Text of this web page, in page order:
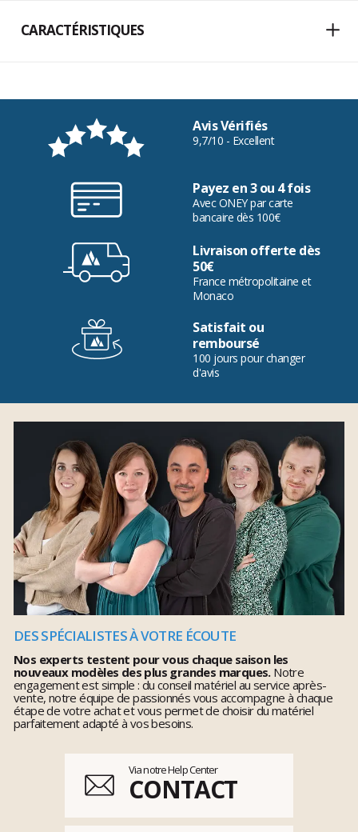
CARACTÉRISTIQUES
Avis Vérifiés
9,7/10 - Excellent
Payez en 3 ou 4 fois
Avec ONEY par carte
bancaire dès 100€
Livraison offerte dès
50€
France métropolitaine et
Monaco
Satisfait ou
remboursé
100 jours pour changer
d'avis
DES SPÉCIALISTES À VOTRE ÉCOUTE
Nos experts testent pour vous chaque saison les
nouveaux modèles des plus grandes marques.Notre
engagement est simple : du conseil matériel au service après-
vente, notre équipe de passionnés vous accompagne à chaque
étape de votre achat et vous permet de choisir du matériel
parfaitement adapté à vos besoins.
Via notre Help Center
CONTACT